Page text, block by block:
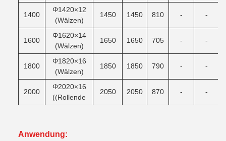
1400
Φ1420×12
(Wälzen)
1450 1450 810 - -
1600
Φ1620×14
(Wälzen)
1650 1650 705 - -
1800
Φ1820×16
(Wälzen)
1850 1850 790 - -
2000
Φ2020×16
((Rollende
2050 2050 870 - -
Anwendung: